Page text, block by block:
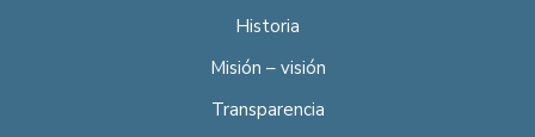
Historia
Misión – visión
Transparencia